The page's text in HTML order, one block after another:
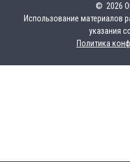
© 2026
Использование материалов
указания
Политика